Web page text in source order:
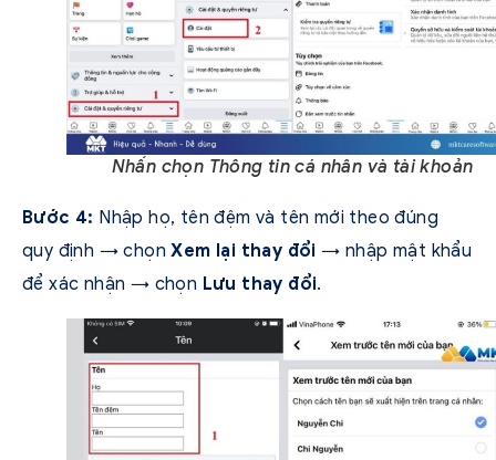
Nhấn chọn Thông tin cá nhân và tài khoản
Bước 4: Nhập họ, tên đệm và tên mới theo đúng
quy định → chọnXem lại thay đổi → nhập mật khẩu
để xác nhận → chọn Lưu thay đổi.